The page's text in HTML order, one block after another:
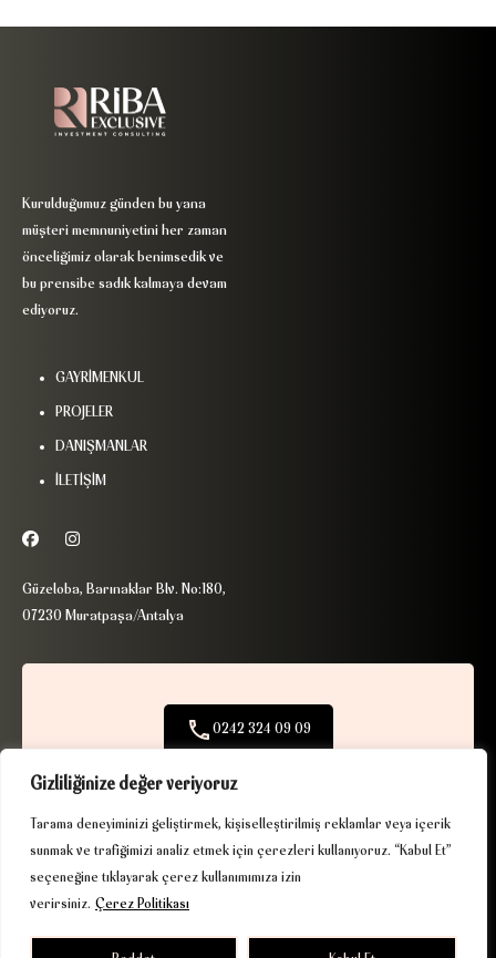
Gizliliğinize değer veriyoruz
Tarama deneyiminizi geliştirmek, kişiselleştirilmiş reklamlar veya içerik
sunmak ve trafiğimizi analiz etmek için çerezleri kullanıyoruz. “Kabul Et”
seçeneğine tıklayarak çerez kullanımımıza izin
verirsiniz. Çerez Politikası
Kurulduğumuz günden bu yana
müşteri memnuniyetini her zaman
önceliğimiz olarak benimsedik ve
bu prensibe sadık kalmaya devam
ediyoruz.
GAYRİMENKUL
PROJELER
DANIŞMANLAR
İLETİŞİM
Güzeloba, Barınaklar Blv. No:180,
07230 Muratpaşa/Antalya
0242 324 09 09
+90 506 390 97 09
info@ribaexclusive.com